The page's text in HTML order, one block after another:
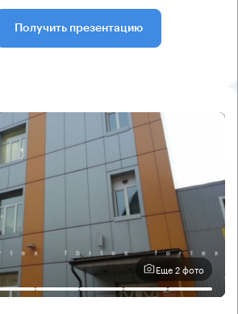
Получить презентацию
Еще 2 фото